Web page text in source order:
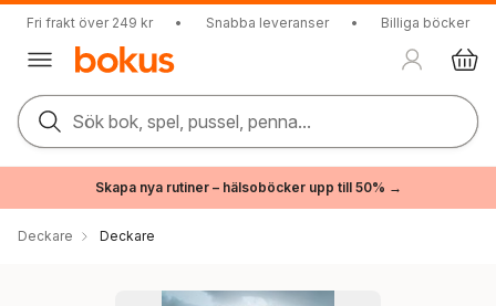
Fri frakt över 249 kr • Snabba leveranser • Billiga böcker
Sök bok, spel, pussel, penna...
Skapa nya rutiner – hälsoböcker upp till 50% →
Deckare Deckare